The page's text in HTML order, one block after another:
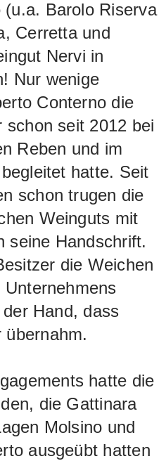
Barolo Riserva
Cerretta und
Nervi in
Nur wenige
Conterno die
schon seit 2012 bei
Reben und im
hatte. Seit
schon trugen die
Weinguts mit
seine Handschrift.
die Weichen
Hand, dass
übernahm.
hatte die
die Gattinara
Molsino und
ausgeübt hatten